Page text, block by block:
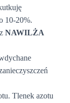
10-20%.
NAWILŻA
Tlenek azotu